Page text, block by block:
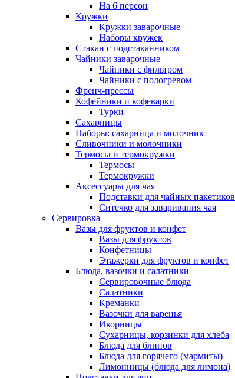
На 6 персон
Кружки
Кружки заварочные
Наборы кружек
Стакан с подстаканником
Чайники заварочные
Чайники с фильтром
Чайники с подогревом
Френч-прессы
Кофейники и кофеварки
Турки
Сахарницы
Наборы: сахарница и молочник
Сливочники и молочники
Термосы и термокружки
Термосы
Термокружки
Аксессуары для чая
Подставки для чайных пакетиков
Ситечко для заваривания чая
Сервировка
Вазы для фруктов и конфет
Вазы для фруктов
Конфетницы
Этажерки для фруктов и конфет
Блюда, вазочки и салатники
Сервировочные блюда
Салатники
Креманки
Вазочки для варенья
Икорницы
Сухарницы, корзинки для хлеба
Блюда для блинов
Блюда для горячего (мармиты)
Лимонницы (блюда для лимона)